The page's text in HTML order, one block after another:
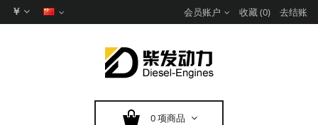
￥ 会员账户 收藏 (0) 去结账
0 项商品